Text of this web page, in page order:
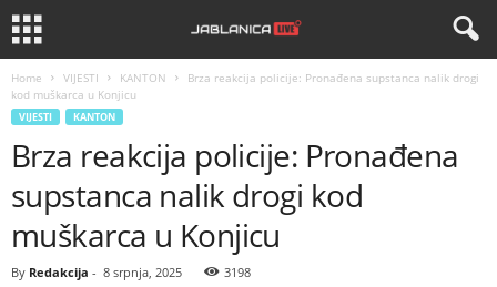
Home VIJESTI KANTON
Brza reakcija policije: Pronađena supstanca nalik drogi
kod muškarca u Konjicu
VIJESTI KANTON
Brza reakcija policije: Pronađena
supstanca nalik drogi kod
muškarca u Konjicu
By Redakcija - 8 srpnja, 2025 3198